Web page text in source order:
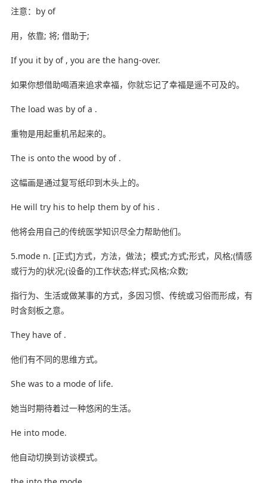
注意：by of
用，依靠; 将; 借助于;
If you it by of , you are the hang-over.
如果你想借助喝酒来追求幸福，你就忘记了幸福是遥不可及的。
The load was by of a .
重物是用起重机吊起来的。
The is onto the wood by of .
这幅画是通过复写纸印到木头上的。
He will try his to help them by of his .
他将会用自己的传统医学知识尽全力帮助他们。
5.mode n. [正式]方式，方法，做法；模式;方式;形式，风格;(情感
或行为的)状况;(设备的)工作状态;样式;风格;众数;
指行为、生活或做某事的方式，多因习惯、传统或习俗而形成，有
时含刻板之意。
They have of .
他们有不同的思维方式。
She was to a mode of life.
她当时期待着过一种悠闲的生活。
He into mode.
他自动切换到访谈模式。